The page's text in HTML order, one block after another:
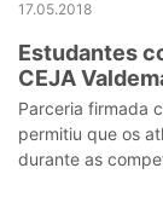
17.05.2018
Estudantes
CEJA
competição
Parceria firmada
permitiu que os
durante as